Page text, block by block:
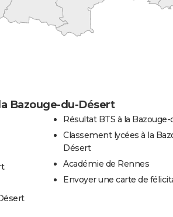
Bazouge-du-Désert
Résultat BTS à la
Classement lycées à la
Désert
Académie de Rennes
Envoyer une carte de